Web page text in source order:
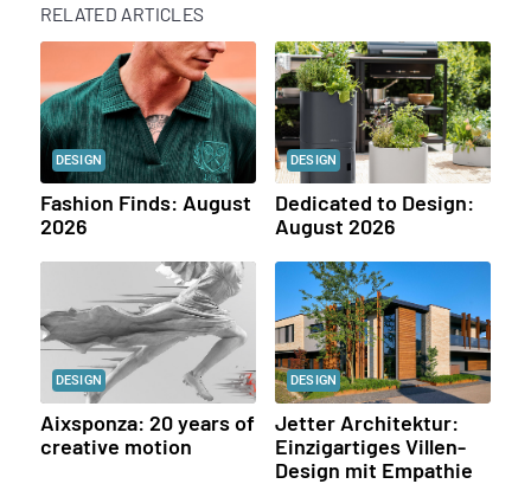
RELATED ARTICLES
DESIGN
Fashion Finds: August
2026
DESIGN
Dedicated to Design:
August 2026
DESIGN
Aixsponza: 20 years of
creative motion
DESIGN
Jetter Architektur:
Einzigartiges Villen-
Design mit Empathie